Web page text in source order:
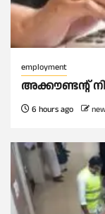
employment
അക്കൗണ്ടന്റ്
6 hours ago